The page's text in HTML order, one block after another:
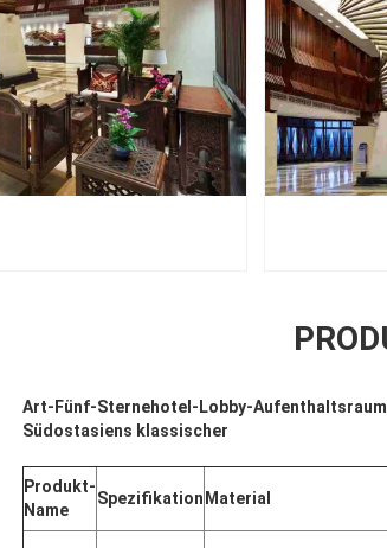
Art-Fünf-Sternehotel-Lobby-
Südostasiens klassischer
Produkt-
Name
Spezifikation Material